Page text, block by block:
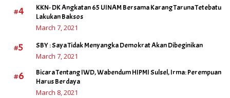
#4
KKN- DK Angkatan 65 UINAM Bersama Karang Taruna Tetebatu
Lakukan Baksos
March 7, 2021
#5 SBY : Saya Tidak Menyangka Demokrat Akan Dibeginikan
March 7, 2021
#6
Bicara Tentang IWD, Wabendum HIPMI Sulsel, Irma: Perempuan
Harus Berdaya
March 8, 2021